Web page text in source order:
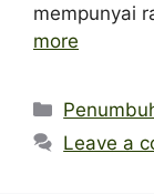
mempunyai
more
Leave a